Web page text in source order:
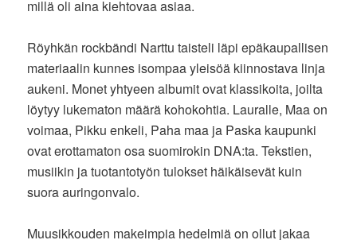
millä oli aina kiehtovaa asiaa.
Röyhkän rockbändi Narttu taisteli läpi epäkaupallisen
materiaalin kunnes isompaa yleisöä kiinnostava linja
aukeni. Monet yhtyeen albumit ovat klassikoita, joilta
löytyy lukematon määrä kohokohtia. Lauralle, Maa on
voimaa, Pikku enkeli, Paha maa ja Paska kaupunki
ovat erottamaton osa suomirokin DNA:ta. Tekstien,
musiikin ja tuotantotyön tulokset häikäisevät kuin
suora auringonvalo.
Muusikkouden makeimpia hedelmiä on ollut jakaa